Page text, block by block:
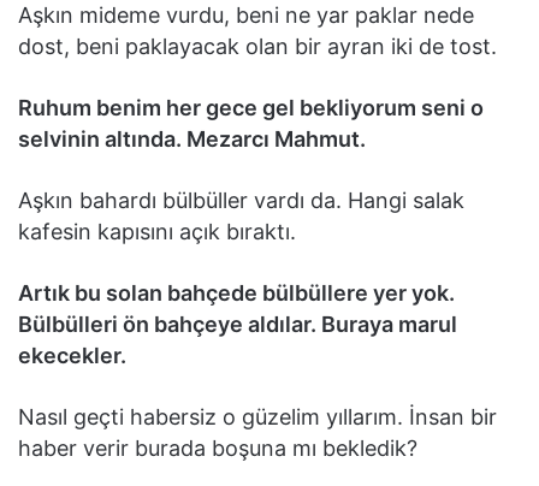
Aşkın mideme vurdu, beni ne yar paklar nede
dost, beni paklayacak olan bir ayran iki de tost.
Ruhum benim her gece gel bekliyorum seni o
selvinin altında. Mezarcı Mahmut.
Aşkın bahardı bülbüller vardı da. Hangi salak
kafesin kapısını açık bıraktı.
Artık bu solan bahçede bülbüllere yer yok.
Bülbülleri ön bahçeye aldılar. Buraya marul
ekecekler.
Nasıl geçti habersiz o güzelim yıllarım. İnsan bir
haber verir burada boşuna mı bekledik?